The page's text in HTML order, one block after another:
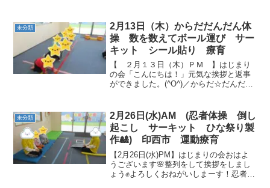
ャン 🎶みんな上手です👏✨【1月6日
（土）...
未分類
2月13日（木）からだだんだん体
操 数を数えてボール運び サー
キット シール貼り 療育
【 ２月１３日（木）ＰＭ 】はじまり
の会「こんにちは！」元気な挨拶と返事
ができました。(^O^)／からだ☆だんだん
きましたね。 数を数えてボールを運ぼ
う！数字カードで...
未分類
2月26日(水)AM (忍者体操 倒し
起こし サーキット ひな祭り製
作🎎) 印西市 運動療育
【2月26日(水)PM】はじまりの会おはよ
うございます🌸整列をして挨拶をしまし
ょう✊よろしくおねがいしまーす！忍者体